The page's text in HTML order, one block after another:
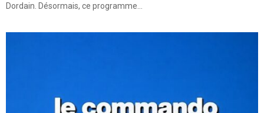
Dordain. Désormais, ce programme...